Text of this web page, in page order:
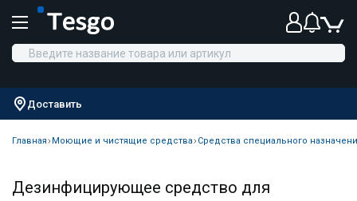
Доставить
Главная Моющие и чистящие средства Средства специального
Дезинфицирующее средство для